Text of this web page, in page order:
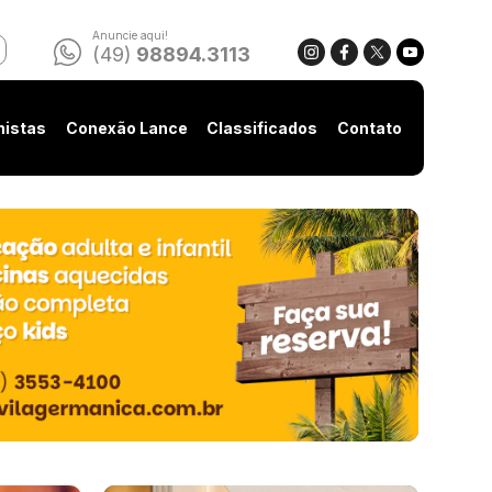
Anuncie aqui!
(49) 98894.3113
Conexão Lance Classificados Contato